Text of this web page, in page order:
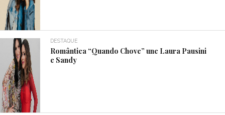
DESTAQUE
Romântica “Quando Chove” une Laura Pausini
e Sandy